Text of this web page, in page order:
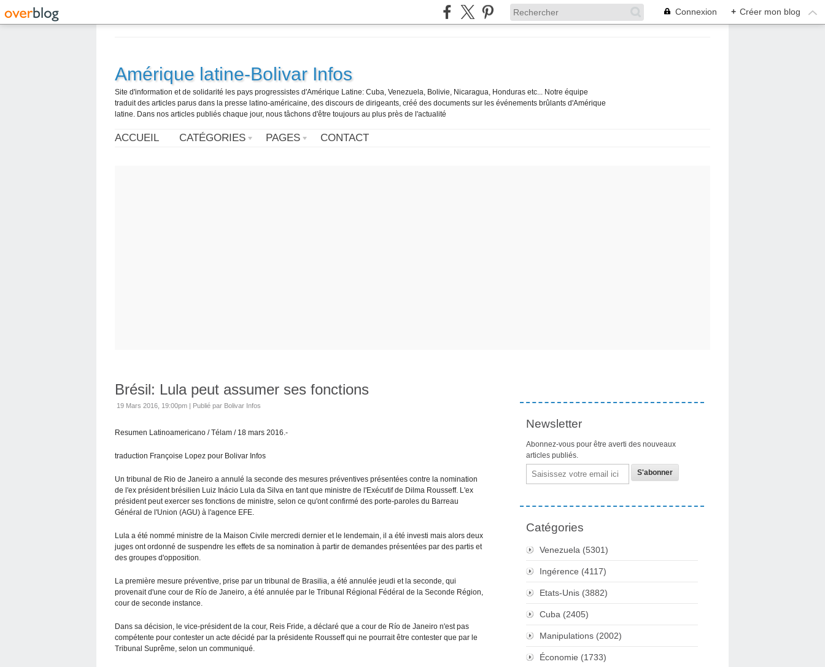
Connexion + Créer mon blog
Amérique latine-Bolivar Infos
Site d'information et de solidarité les pays progressistes d'Amérique Latine: Cuba, Venezuela, Bolivie, Nicaragua, Honduras etc... Notre équipe
traduit des articles parus dans la presse latino-américaine, des discours de dirigeants, créé des documents sur les événements brûlants d'Amérique
latine. Dans nos articles publiés chaque jour, nous tâchons d'être toujours au plus près de l'actualité
ACCUEIL CATÉGORIES PAGES CONTACT
Brésil: Lula peut assumer ses fonctions
19 Mars 2016, 19:00pm | Publié par Bolivar Infos
Resumen Latinoamericano / Télam / 18 mars 2016.-
traduction Françoise Lopez pour Bolivar Infos
Un tribunal de Rio de Janeiro a annulé la seconde des mesures préventives présentées contre la nomination
de l'ex président brésilien Luiz Inácio Lula da Silva en tant que ministre de l'Exécutif de Dilma Rousseff. L'ex
président peut exercer ses fonctions de ministre, selon ce qu'ont confirmé des porte-paroles du Barreau
Général de l'Union (AGU) à l'agence EFE.
Lula a été nommé ministre de la Maison Civile mercredi dernier et le lendemain, il a été investi mais alors deux
juges ont ordonné de suspendre les effets de sa nomination à partir de demandes présentées par des partis et
des groupes d'opposition.
La première mesure préventive, prise par un tribunal de Brasilia, a été annulée jeudi et la seconde, qui
provenait d'une cour de Río de Janeiro, a été annulée par le Tribunal Régional Fédéral de la Seconde Région,
cour de seconde instance.
Dans sa décision, le vice-président de la cour, Reis Fride, a déclaré que a cour de Río de Janeiro n'est pas
compétente pour contester un acte décidé par la présidente Rousseff qui ne pourrait être contester que par le
Tribunal Suprême, selon un communiqué.
Newsletter
Abonnez-vous pour être averti des nouveaux
articles publiés.
Email
Catégories
Venezuela (5301)
Ingérence (4117)
Etats-Unis (3882)
Cuba (2405)
Manipulations (2002)
Économie (1733)